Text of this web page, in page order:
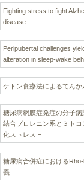
Fighting stress to fight
disease
Peripubertal challenges
alteration in sleep-wake
ケトン食療法によるてんか
糖尿病網膜症発症の分子病
結合プロレニン系とミトコ
化ストレス −
糖尿病合併症における
義